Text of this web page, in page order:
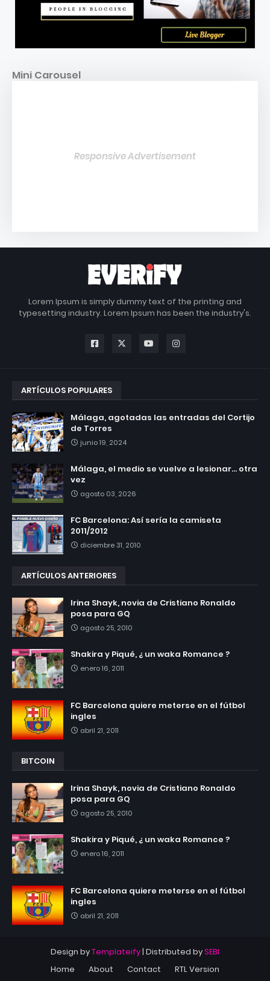
Mini Carousel
Responsive Advertisement
Lorem Ipsum is simply dummy text of the printing and
typesetting industry. Lorem Ipsum has been the industry's.
ARTÍCULOS POPULARES
Málaga, agotadas las entradas del Cortijo
de Torres
junio 19, 2024
Málaga, el medio se vuelve a lesionar... otra
vez
agosto 03, 2026
FC Barcelona: Así sería la camiseta
2011/2012
diciembre 31, 2010
ARTÍCULOS ANTERIORES
Irina Shayk, novia de Cristiano Ronaldo
posa para GQ
agosto 25, 2010
Shakira y Piqué, ¿ un waka Romance ?
enero 16, 2011
FC Barcelona quiere meterse en el fútbol
ingles
abril 21, 2011
BITCOIN
Irina Shayk, novia de Cristiano Ronaldo
posa para GQ
agosto 25, 2010
Shakira y Piqué, ¿ un waka Romance ?
enero 16, 2011
FC Barcelona quiere meterse en el fútbol
ingles
abril 21, 2011
Design byTemplateify| Distributed bySEBI
Home
About Contact RTL Version